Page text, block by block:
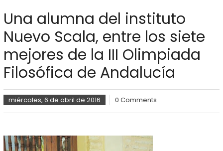
Una alumna del instituto
Nuevo Scala, entre los siete
mejores de la III Olimpiada
Filosófica de Andalucía
miércoles, 6 de abril de 2016 0 Comments